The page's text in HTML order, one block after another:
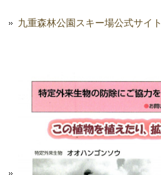
九重森林公園スキー場公式サイト